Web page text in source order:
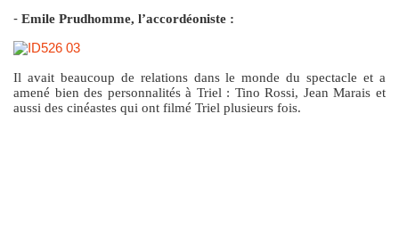
- Emile Prudhomme, l’accordéoniste :
Il avait beaucoup de relations dans le monde du spectacle et a
amené bien des personnalités à Triel : Tino Rossi, Jean Marais et
aussi des cinéastes qui ont filmé Triel plusieurs fois.